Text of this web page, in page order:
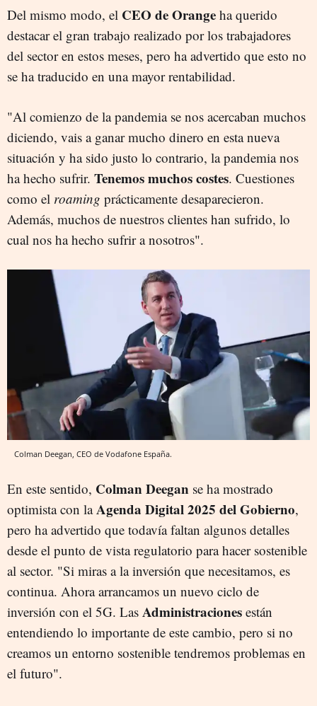
Del mismo modo, el CEO de Orange ha querido
destacar el gran trabajo realizado por los trabajadores
del sector en estos meses, pero ha advertido que esto no
se ha traducido en una mayor rentabilidad.
"Al comienzo de la pandemia se nos acercaban muchos
diciendo, vais a ganar mucho dinero en esta nueva
situación y ha sido justo lo contrario, la pandemia nos
ha hecho sufrir. Tenemos muchos costes. Cuestiones
como el roaming prácticamente desaparecieron.
Además, muchos de nuestros clientes han sufrido, lo
cual nos ha hecho sufrir a nosotros".
Colman Deegan, CEO de Vodafone España.
En este sentido, Colman Deegan se ha mostrado
optimista con laAgenda Digital 2025 del Gobierno,
pero ha advertido que todavía faltan algunos detalles
desde el punto de vista regulatorio para hacer sostenible
al sector. "Si miras a la inversión que necesitamos, es
continua. Ahora arrancamos un nuevo ciclo de
inversión con el 5G. Las Administraciones están
entendiendo lo importante de este cambio, pero si no
creamos un entorno sostenible tendremos problemas en
el futuro".